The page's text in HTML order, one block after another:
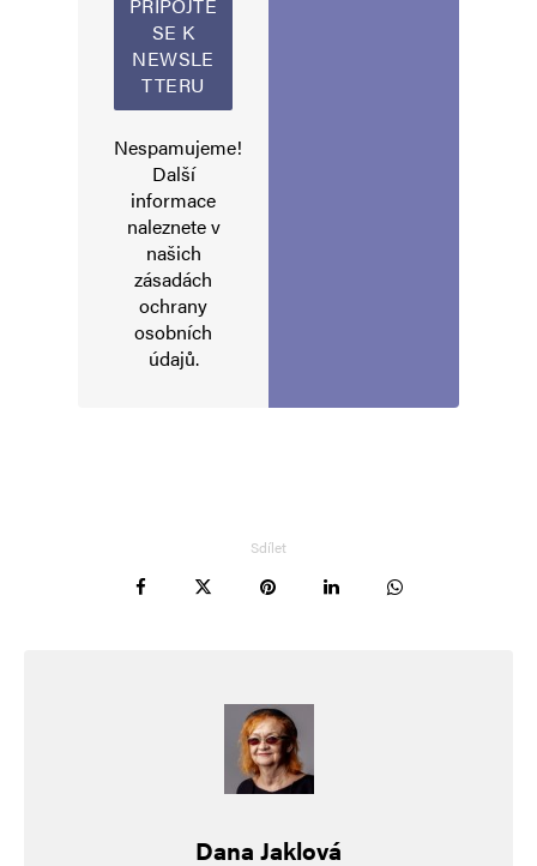
Nespamujeme!
Další
informace
naleznete v
našich
zásadách
ochrany
osobních
údajů.
Sdílet
Dana Jaklová